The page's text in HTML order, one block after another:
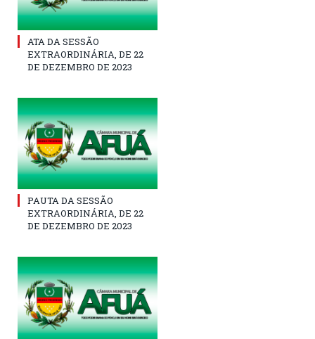
ATA DA SESSÃO
EXTRAORDINÁRIA, DE 22
DE DEZEMBRO DE 2023
PAUTA DA SESSÃO
EXTRAORDINÁRIA, DE 22
DE DEZEMBRO DE 2023